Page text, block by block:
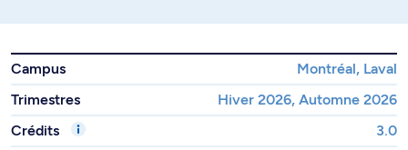
Campus
Montréal, Laval
Trimestres
Hiver 2026, Automne 2026
Crédits
3.0